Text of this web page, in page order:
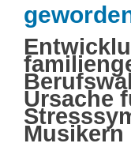
Ursache
Musikern